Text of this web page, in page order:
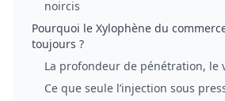
noircis
Pourquoi le Xylophène du
toujours ?
La profondeur de pénétration, le
Ce que seule l’injection sous